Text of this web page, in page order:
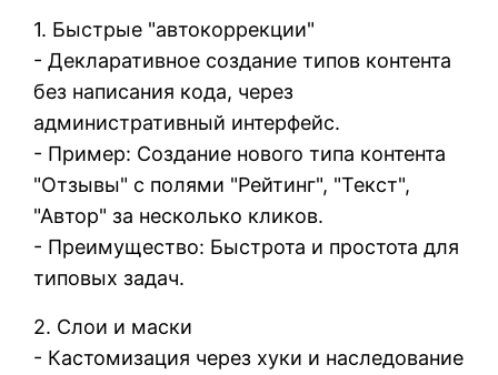
1. Быстрые "автокоррекции"
- Декларативное создание типов контента
без написания кода, через
административный интерфейс.
- Пример: Создание нового типа контента
"Отзывы" с полями "Рейтинг", "Текст",
"Автор" за несколько кликов.
- Преимущество: Быстрота и простота для
типовых задач.
2. Слои и маски
- Кастомизация через хуки и наследование